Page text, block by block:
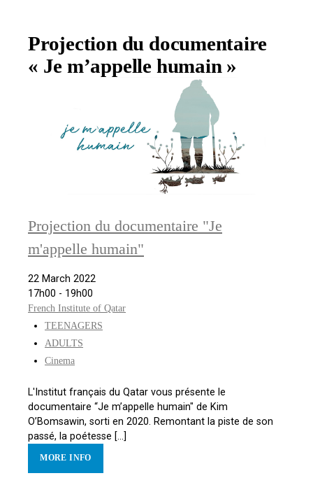
Projection du documentaire
« Je m’appelle humain »
Projection du documentaire "Je
m'appelle humain"
22 March 2022
17h00 - 19h00
French Institute of Qatar
TEENAGERS
ADULTS
Cinema
L'Institut français du Qatar vous présente le
documentaire “Je m’appelle humain" de Kim
O’Bomsawin, sorti en 2020. Remontant la piste de son
passé, la poétesse [...]
MORE INFO